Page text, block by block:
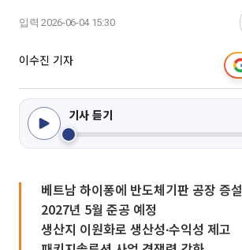
입력 2026-06-04 15:30
이수진 기자
기사 듣기
베트남 하이퐁에 반도체기판 공장 증설
2027년 5월 준공 예정
생산지 이원화로 생산성∙수익성 제고